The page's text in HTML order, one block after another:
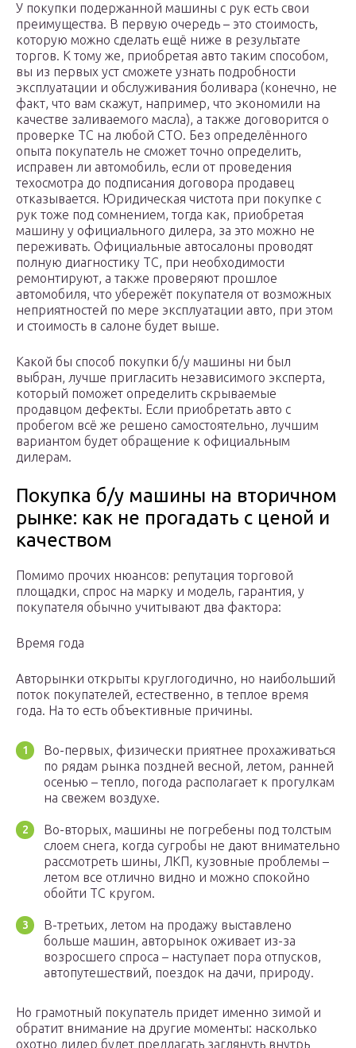
У покупки подержанной машины с рук есть свои
преимущества. В первую очередь – это стоимость,
которую можно сделать ещё ниже в результате
торгов. К тому же, приобретая авто таким способом,
вы из первых уст сможете узнать подробности
эксплуатации и обслуживания боливара (конечно, не
факт, что вам скажут, например, что экономили на
качестве заливаемого масла), а также договорится о
проверке ТС на любой СТО. Без определённого
опыта покупатель не сможет точно определить,
исправен ли автомобиль, если от проведения
техосмотра до подписания договора продавец
отказывается. Юридическая чистота при покупке с
рук тоже под сомнением, тогда как, приобретая
машину у официального дилера, за это можно не
переживать. Официальные автосалоны проводят
полную диагностику ТС, при необходимости
ремонтируют, а также проверяют прошлое
автомобиля, что убережёт покупателя от возможных
неприятностей по мере эксплуатации авто, при этом
и стоимость в салоне будет выше.
Какой бы способ покупки б/у машины ни был
выбран, лучше пригласить независимого эксперта,
который поможет определить скрываемые
продавцом дефекты. Если приобретать авто с
пробегом всё же решено самостоятельно, лучшим
вариантом будет обращение к официальным
дилерам.
Покупка б/у машины на вторичном
рынке: как не прогадать с ценой и
качеством
Помимо прочих нюансов: репутация торговой
площадки, спрос на марку и модель, гарантия, у
покупателя обычно учитывают два фактора:
Время года
Авторынки открыты круглогодично, но наибольший
поток покупателей, естественно, в теплое время
года. На то есть объективные причины.
Во-первых, физически приятнее прохаживаться
по рядам рынка поздней весной, летом, ранней
осенью – тепло, погода располагает к прогулкам
на свежем воздухе.
Во-вторых, машины не погребены под толстым
слоем снега, когда сугробы не дают внимательно
рассмотреть шины, ЛКП, кузовные проблемы –
летом все отлично видно и можно спокойно
обойти ТС кругом.
В-третьих, летом на продажу выставлено
больше машин, авторынок оживает из-за
возросшего спроса – наступает пора отпусков,
автопутешествий, поездок на дачи, природу.
Но грамотный покупатель придет именно зимой и
обратит внимание на другие моменты: насколько
охотно дилер будет предлагать заглянуть внутрь